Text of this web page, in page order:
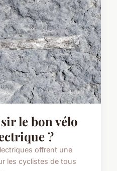
le bon vélo
?
offrent une
les cyclistes de tous